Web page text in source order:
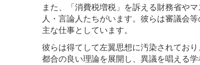
また、「消費税増税」を訴える財務省や
人・言論人たちがいます。彼らは審議会
主な仕事としています。
彼らは得てして左翼思想に汚染されてお
都合の良い理論を展開し、異議を唱える